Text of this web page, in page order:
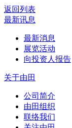
返回列表
最新讯息
最新消息
展览活动
向投资人报告
关于由田
公司简介
由田组织
联络我们